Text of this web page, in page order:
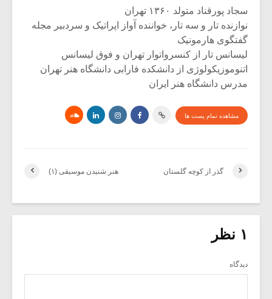
سجاد پورقناد متولد ۱۳۶۰ تهران
نوازنده تار و سه تار، خواننده آواز اپراتیک و سردبیر مجله
گفتگوی هارمونیک
لیسانس تار از کنسرواتوار تهران و فوق لیسانس
اتنوموزیکولوژی از دانشکده فارابی دانشگاه هنر تهران
مدرس دانشگاه هنر ایران
مشاهده تمام پست ها
هنر شنیدن موسیقی (۱) گذر از کوچه گلستان
۱ نظر
دیدگاه